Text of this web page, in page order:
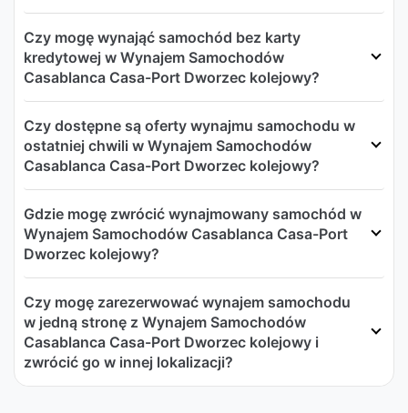
Czy mogę wynająć samochód bez karty
kredytowej w Wynajem Samochodów
Casablanca Casa-Port Dworzec kolejowy?
Czy dostępne są oferty wynajmu samochodu w
ostatniej chwili w Wynajem Samochodów
Casablanca Casa-Port Dworzec kolejowy?
Gdzie mogę zwrócić wynajmowany samochód w
Wynajem Samochodów Casablanca Casa-Port
Dworzec kolejowy?
Czy mogę zarezerwować wynajem samochodu
w jedną stronę z Wynajem Samochodów
Casablanca Casa-Port Dworzec kolejowy i
zwrócić go w innej lokalizacji?